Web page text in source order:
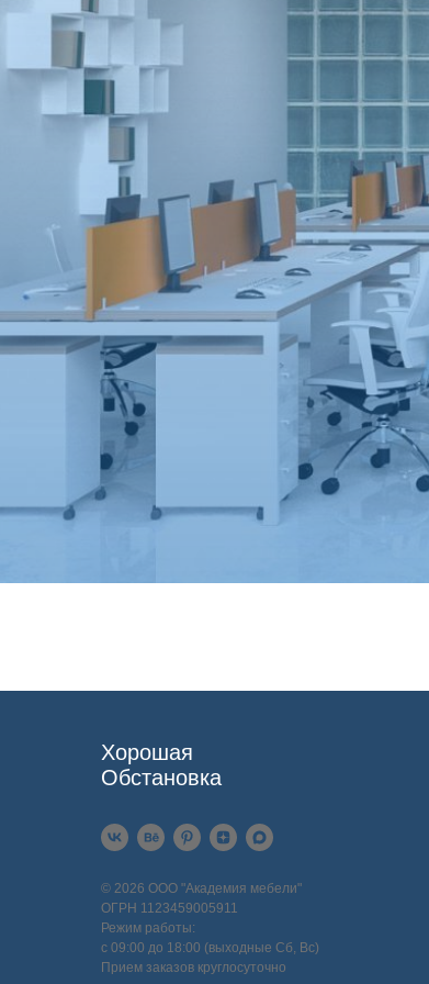
Хорошая
Обстановка
© 2026 ООО "Академия мебели"
ОГРН 1123459005911
Режим работы:
с 09:00 до 18:00 (выходные Сб, Вс)
Прием заказов круглосуточно